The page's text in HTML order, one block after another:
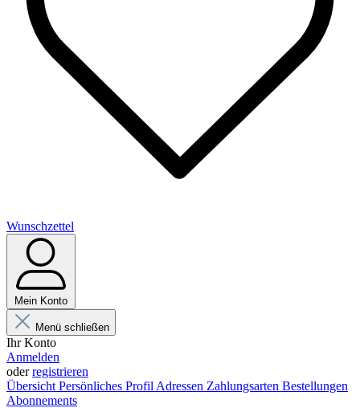
Wunschzettel
Mein Konto
Menü schließen
Ihr Konto
Anmelden
oderregistrieren
Übersicht Persönliches Profil Adressen Zahlungsarten Bestellungen
Abonnements